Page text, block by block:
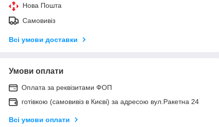
Нова Пошта
Самовивіз
Всі умови доставки
Умови оплати
Оплата за реквізитами ФОП
готівкою (самовивіз в Києві) за адресою вул.Ракетна 24
Всі умови оплати